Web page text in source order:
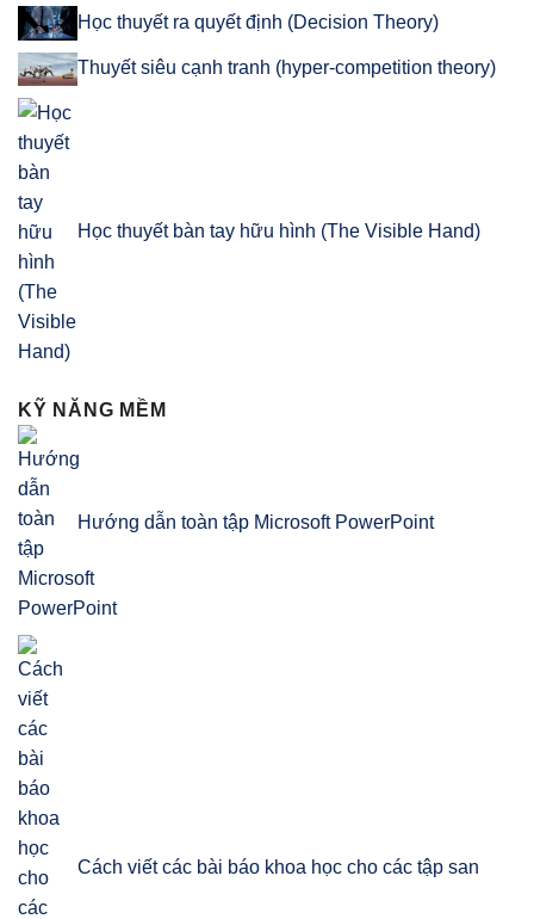
Học thuyết ra quyết định (Decision Theory)
Thuyết siêu cạnh tranh (hyper-competition theory)
Học thuyết bàn tay hữu hình (The Visible Hand)
KỸ NĂNG MỀM
Hướng dẫn toàn tập Microsoft PowerPoint
Cách viết các bài báo khoa học cho các tập san